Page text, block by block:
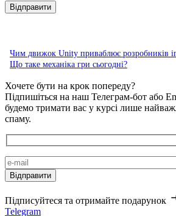
Чим движок Unity приваблює розробників
Що таке механіка гри сьогодні?
Хочете бути на крок попереду?
Підпишіться на наш Телеграм-бот або
будемо тримати вас у курсі лише
спаму.
Підписуйтеся та отримайте подарунок
Telegram